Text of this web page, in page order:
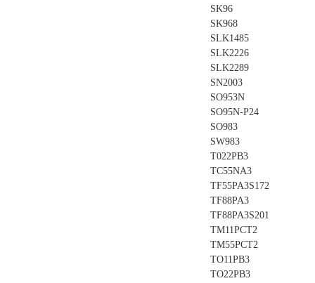
SK96
SK968
SLK1485
SLK2226
SLK2289
SN2003
SO953N
SO95N-P24
SO983
SW983
T022PB3
TC55NA3
TF55PA3S172
TF88PA3
TF88PA3S201
TM11PCT2
TM55PCT2
TO11PB3
TO22PB3